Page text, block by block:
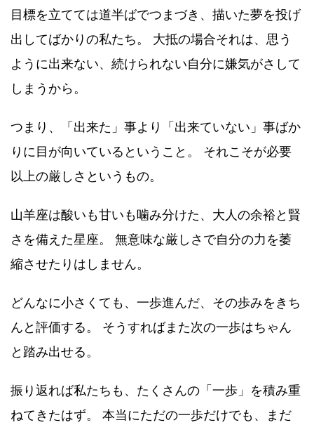
目標を立てては道半ばでつまづき、描いた夢を投げ
出してばかりの私たち。 大抵の場合それは、思う
ように出来ない、続けられない自分に嫌気がさして
しまうから。
つまり、「出来た」事より「出来ていない」事ばか
りに目が向いているということ。 それこそが必要
以上の厳しさというもの。
山羊座は酸いも甘いも噛み分けた、大人の余裕と賢
さを備えた星座。 無意味な厳しさで自分の力を萎
縮させたりはしません。
どんなに小さくても、一歩進んだ、その歩みをきち
んと評価する。 そうすればまた次の一歩はちゃん
と踏み出せる。
振り返れば私たちも、たくさんの「一歩」を積み重
ねてきたはず。 本当にただの一歩だけでも、まだ